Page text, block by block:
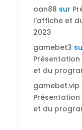
oan88 sur
l’affiche et
2023
gamebet3
Présentation
et du
gamebet.vip
Présentation
et du